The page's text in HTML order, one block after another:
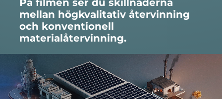
På filmen ser du skillnaderna
mellan högkvalitativ återvinning
och konventionell
materialåtervinning.